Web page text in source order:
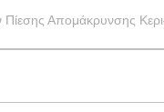
Απομάκρυνσης Κεριού Θείου